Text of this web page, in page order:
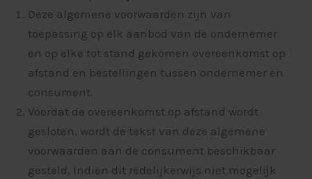
Deze algemene voorwaarden zijn van
toepassing op elk aanbod van de ondernemer
en op elke tot stand gekomen overeenkomst op
afstand en bestellingen tussen ondernemer en
consument.
Voordat de overeenkomst op afstand wordt
gesloten, wordt de tekst van deze algemene
voorwaarden aan de consument beschikbaar
gesteld. Indien dit redelijkerwijs niet mogelijk